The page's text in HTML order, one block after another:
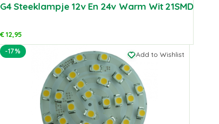
G4 Steeklampje 12v En 24v Warm Wit 21SMD
€12,95
-17%
Add to Wishlist